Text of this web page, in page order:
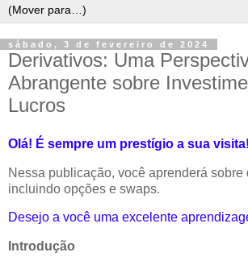
sábado, 3 de fevereiro de 2024
Derivativos: Uma
Abrangente sobre
Lucros
Olá! É sempre um prestígio a sua visita!
Nessa publicação, você aprenderá sobre
incluindo opções e swaps.
Desejo a você uma excelente
Introdução